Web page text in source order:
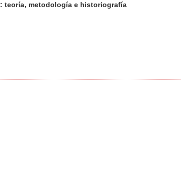
teoría, metodología e historiografía